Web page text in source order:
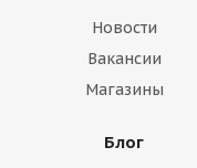
Новости
Вакансии
Магазины
Блог